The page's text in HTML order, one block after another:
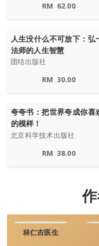
RM 62.00
人生没什么不可放下：弘
法师的人生智慧
团结出版社
RM 30.00
夸夸书：把世界夸成你喜
的模样！
北京科学技术出版社
RM 38.00
林仁吉医生